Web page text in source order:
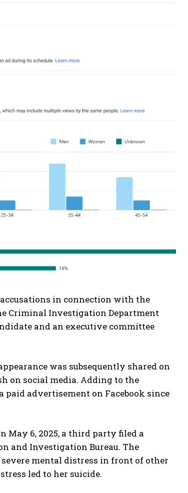
in connection with the
Criminal Investigation Department
and an executive committee
was subsequently shared on
on social media. Adding to the
paid advertisement on Facebook since
May 6, 2025, a third party filed a
and Investigation Bureau. The
mental distress in front of other
led to her suicide.